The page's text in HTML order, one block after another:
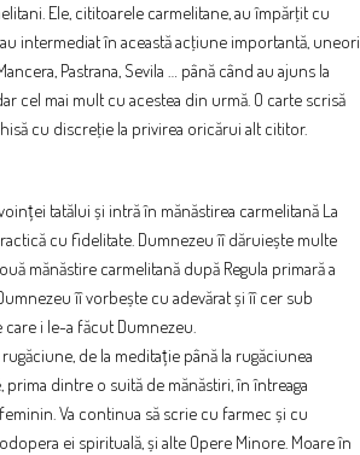
Ele, cititoarele carmelitane, au împărţit cu
intermediat în această acţiune importantă, uneori
Pastrana, Sevila … până când au ajuns la
cel mai mult cu acestea din urmă. O carte scrisă
cu discreţie la privirea oricărui alt cititor.
tatălui și intră în mănăstirea carmelitană La
cu fidelitate. Dumnezeu îî dăruiește multe
mănăstire carmelitană după Regula primară a
îî vorbește cu adevărat și îî cer sub
i le-a făcut Dumnezeu.
de la meditație până la rugăciunea
dintre o suită de mănăstiri, în întreaga
Va continua să scrie cu farmec și cu
ei spirituală, și alte Opere Minore. Moare în